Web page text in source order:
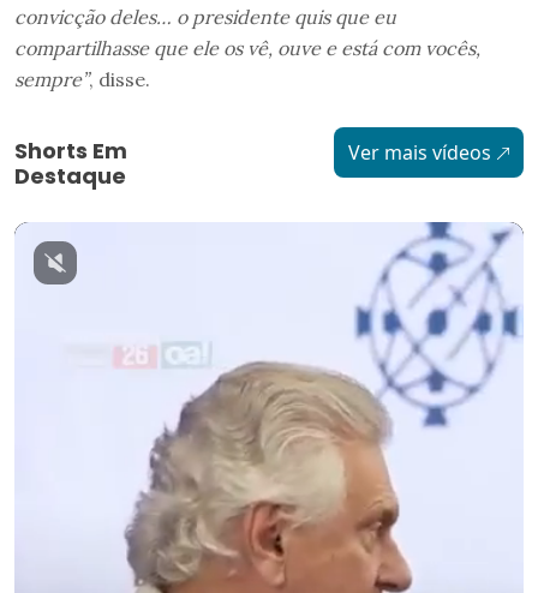
convicção deles… o presidente quis que eu
compartilhasse que ele os vê, ouve e está com vocês,
sempre”, disse.
Shorts Em
Destaque
Ver mais vídeos